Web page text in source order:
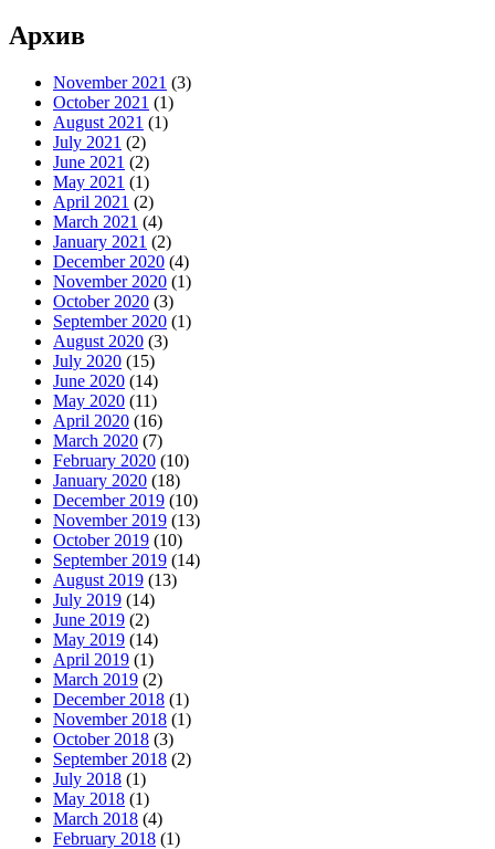
Архив
November 2021 (3)
October 2021 (1)
August 2021 (1)
July 2021 (2)
June 2021 (2)
May 2021 (1)
April 2021 (2)
March 2021 (4)
January 2021 (2)
December 2020 (4)
November 2020 (1)
October 2020 (3)
September 2020 (1)
August 2020 (3)
July 2020 (15)
June 2020 (14)
May 2020 (11)
April 2020 (16)
March 2020 (7)
February 2020 (10)
January 2020 (18)
December 2019 (10)
November 2019 (13)
October 2019 (10)
September 2019 (14)
August 2019 (13)
July 2019 (14)
June 2019 (2)
May 2019 (14)
April 2019 (1)
March 2019 (2)
December 2018 (1)
November 2018 (1)
October 2018 (3)
September 2018 (2)
July 2018 (1)
May 2018 (1)
March 2018 (4)
February 2018 (1)